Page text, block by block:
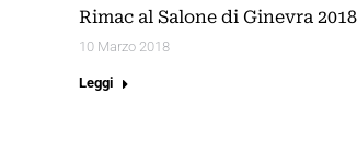
Rimac al Salone di Ginevra 2018
10 Marzo 2018
Leggi